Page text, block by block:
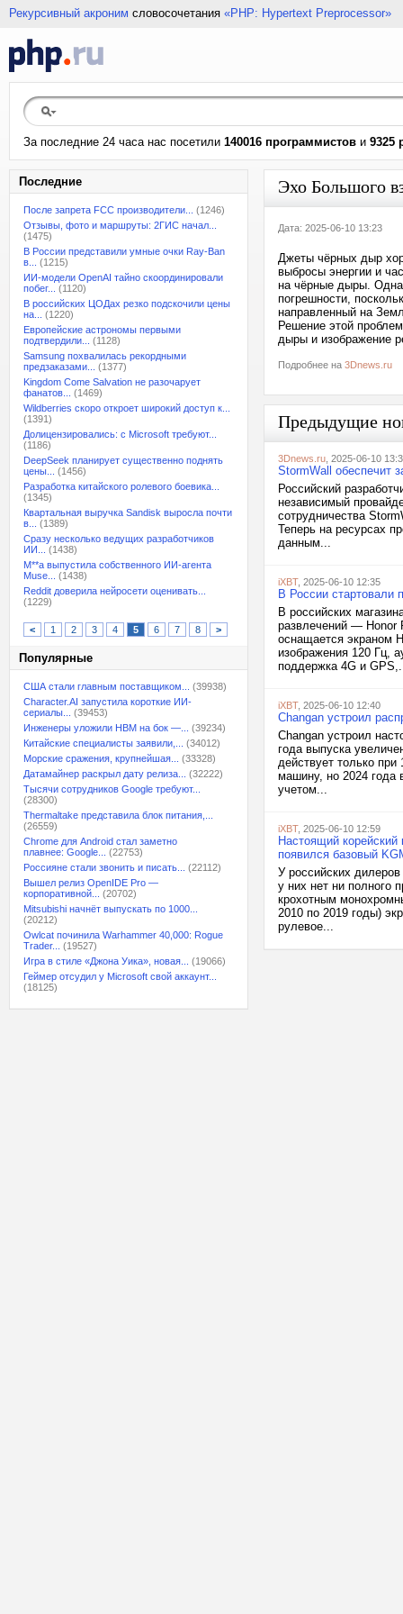
Рекурсивный акроним словосочетания «PHP: Hypertext Preprocessor»
За последние 24 часа нас посетили 140016 программистов и 9325
Последние
После запрета FCC производители...
(1246)
Отзывы, фото и маршруты: 2ГИС начал...
(1475)
В России представили умные очки Ray-Ban
в...
(1215)
ИИ-модели OpenAI тайно скоординировали
побег...
(1120)
В российских ЦОДах резко подскочили цены
на...
(1220)
Европейские астрономы первыми
подтвердили...
(1128)
Samsung похвалилась рекордными
предзаказами...
(1377)
Kingdom Come Salvation не разочарует
фанатов...
(1469)
Wildberries скоро откроет широкий доступ к...
(1391)
Долицензировались: с Microsoft требуют...
(1186)
DeepSeek планирует существенно поднять
цены...
(1456)
Разработка китайского ролевого боевика...
(1345)
Квартальная выручка Sandisk выросла почти
в...
(1389)
Сразу несколько ведущих разработчиков
ИИ...
(1438)
M**a выпустила собственного ИИ-агента
Muse...
(1438)
Reddit доверила нейросети оценивать...
(1229)
< 1 2 3 4 5 6 7 8 >
Популярные
США стали главным поставщиком...
(39938)
Character.AI запустила короткие ИИ-
сериалы...
(39453)
Инженеры уложили HBM на бок —...
(39234)
Китайские специалисты заявили,...
(34012)
Морские сражения, крупнейшая...
(33328)
Датамайнер раскрыл дату релиза...
(32222)
Тысячи сотрудников Google требуют...
(28300)
Thermaltake представила блок питания,...
(26559)
Chrome для Android стал заметно
плавнее: Google...
(22753)
Россияне стали звонить и писать...
(22112)
Вышел релиз OpenIDE Pro —
корпоративной...
(20702)
Mitsubishi начнёт выпускать по 1000...
(20212)
Owlcat починила Warhammer 40,000: Rogue
Trader...
(19527)
Игра в стиле «Джона Уика», новая...
(19066)
Геймер отсудил у Microsoft свой аккаунт...
(18125)
Эхо Большого
Дата: 2025-06-10 13:23
Джеты чёрных дыр
выбросы энергии и
на чёрные дыры.
погрешности,
направленный на
Решение этой
дыры и изображение
Подробнее на 3Dnews.ru
Предыдущие
3Dnews.ru , 2025-06-10
StormWall обеспечит
Российский
независимый
сотрудничества
Теперь на ресурсах
данным...
iXBT, 2025-06-10 12:35
В России стартовали
В российских
развлечений — Honor
оснащается экраном
изображения 120 Гц,
поддержка 4G и
iXBT, 2025-06-10 12:40
Changan устроил
Changan устроил
года выпуска
действует только
машину, но 2024 года
учетом...
iXBT, 2025-06-10 12:59
Настоящий
появился базовый
У российских
у них нет ни полного
крохотным
2010 по 2019 годы)
рулевое...